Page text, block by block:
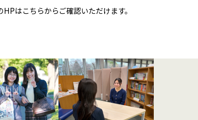
HPはこちらからご確認いただけます。